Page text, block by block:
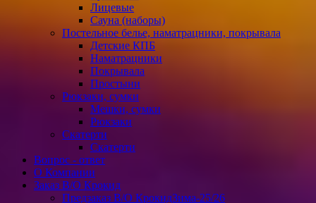
Лицевые
Сауна (наборы)
Постельное белье, наматрацники, покрывала
Детские КПБ
Наматрацники
Покрывала
Простыни
Рюкзаки, сумки
Мешки, сумки
Рюкзаки
Скатерти
Скатерти
Вопрос - ответ
О Компании
Заказ В/О Крокид
Предзаказ В/О КрокидЗима-25/26